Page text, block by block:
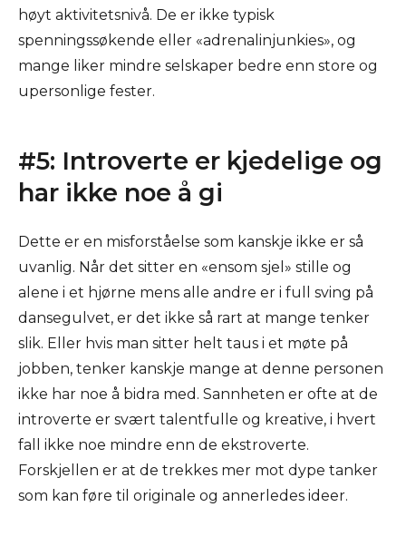
høyt aktivitetsnivå. De er ikke typisk
spenningssøkende eller «adrenalinjunkies», og
mange liker mindre selskaper bedre enn store og
upersonlige fester.
#5: Introverte er kjedelige og
har ikke noe å gi
Dette er en misforståelse som kanskje ikke er så
uvanlig. Når det sitter en «ensom sjel» stille og
alene i et hjørne mens alle andre er i full sving på
dansegulvet, er det ikke så rart at mange tenker
slik. Eller hvis man sitter helt taus i et møte på
jobben, tenker kanskje mange at denne personen
ikke har noe å bidra med. Sannheten er ofte at de
introverte er svært talentfulle og kreative, i hvert
fall ikke noe mindre enn de ekstroverte.
Forskjellen er at de trekkes mer mot dype tanker
som kan føre til originale og annerledes ideer.